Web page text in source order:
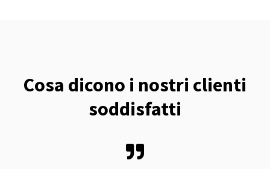
Cosa dicono i nostri clienti
soddisfatti